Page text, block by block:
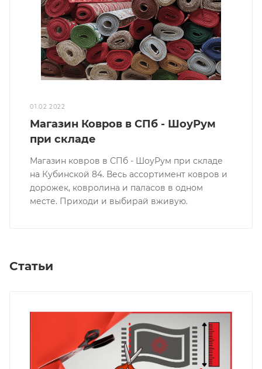
01.02.2022
Магазин Ковров в СПб - ШоуРум
при складе
Магазин ковров в СПб - ШоуРум при складе
на Кубинской 84. Весь ассортимент ковров и
дорожек, ковролина и паласов в одном
месте. Приходи и выбирай вживую.
Статьи